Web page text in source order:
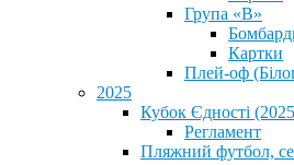
Група «В»
Картки
Плей-оф
2025
Кубок Єдності
Регламент
Пляжний футбол,